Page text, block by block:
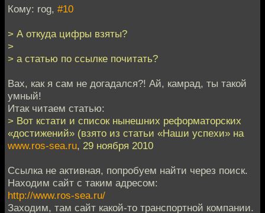
Кому: rog, #10
> А откуда цифры взяты?
>
> а статью по ссылке почитать?
Вах, как я сам не догадался?! Ай, камрад, ты такой
умный!
Итак читаем статью:
> Вот кстати и список нынешних реформаторских
«достижений» (взято из статьи «Наши успехи» на
www.ros-sea.ru, 29 ноября 2010
Ссылка не активная, попробуем найти через поиск.
Находим сайт с таким адресом:
http://www.ros-sea.ru/
Заходим, там сайт какой-то транспортной компании.